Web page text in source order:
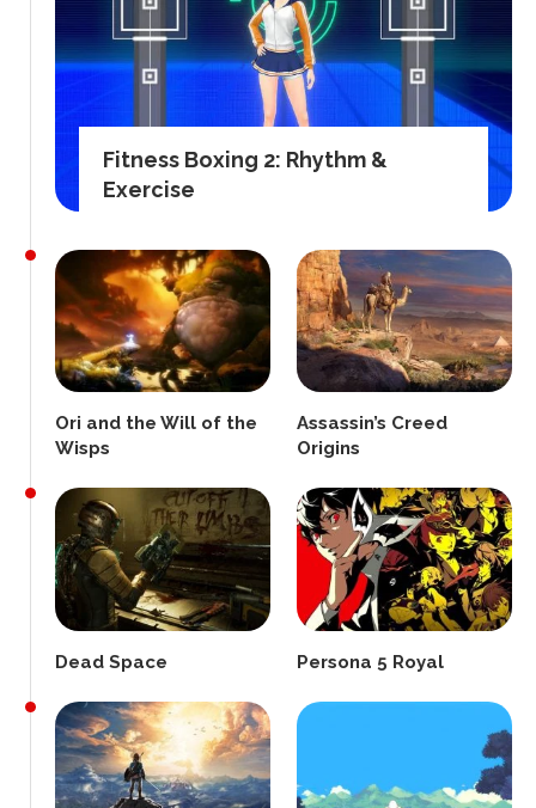
Fitness Boxing 2: Rhythm &
Exercise
Ori and the Will of the
Wisps
Assassin’s Creed
Origins
Dead Space Persona 5 Royal